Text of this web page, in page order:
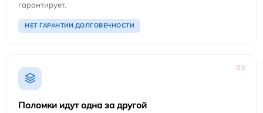
гарантирует.
НЕТ ГАРАНТИИ ДОЛГОВЕЧНОСТИ
03
Поломки идут одна за другой